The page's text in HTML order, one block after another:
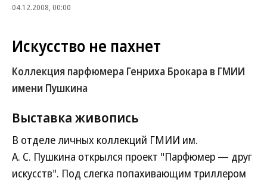
04.12.2008, 00:00
Искусство не пахнет
Коллекция парфюмера Генриха Брокара в ГМИИ
имени Пушкина
Выставка живопись
В отделе личных коллекций ГМИИ им.
А. С. Пушкина открылся проект "Парфюмер — друг
искусств". Под слегка попахивающим триллером